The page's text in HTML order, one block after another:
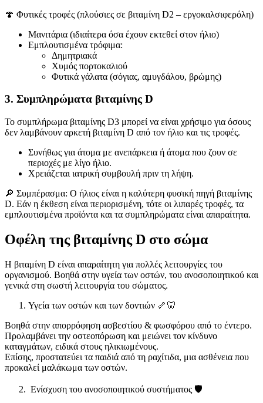
🍄 Φυτικές τροφές (πλούσιες σε βιταμίνη D2 – εργοκαλσιφερόλη)
Μανιτάρια (ιδιαίτερα όσα έχουν εκτεθεί στον ήλιο)
Εμπλουτισμένα τρόφιμα:
Δημητριακά
Χυμός πορτοκαλιού
Φυτικά γάλατα (σόγιας, αμυγδάλου, βρώμης)
3. Συμπληρώματα βιταμίνης D
Το συμπλήρωμα βιταμίνης D3 μπορεί να είναι χρήσιμο για όσους
δεν λαμβάνουν αρκετή βιταμίνη D από τον ήλιο και τις τροφές.
Συνήθως για άτομα με ανεπάρκεια ή άτομα που ζουν σε
περιοχές με λίγο ήλιο.
Χρειάζεται ιατρική συμβουλή πριν τη λήψη.
🔎 Συμπέρασμα: Ο ήλιος είναι η καλύτερη φυσική πηγή βιταμίνης
D. Εάν η έκθεση είναι περιορισμένη, τότε οι λιπαρές τροφές, τα
εμπλουτισμένα προϊόντα και τα συμπληρώματα είναι απαραίτητα.
Οφέλη της βιταμίνης D στο σώμα
Η βιταμίνη D είναι απαραίτητη για πολλές λειτουργίες του
οργανισμού. Βοηθά στην υγεία των οστών, του ανοσοποιητικού και
γενικά στη σωστή λειτουργία του σώματος.
Υγεία των οστών και των δοντιών 🦴🦷
Βοηθά στην απορρόφηση ασβεστίου & φωσφόρου από το έντερο.
Προλαμβάνει την οστεοπόρωση και μειώνει τον κίνδυνο
καταγμάτων, ειδικά στους ηλικιωμένους.
Επίσης, προστατεύει τα παιδιά από τη ραχίτιδα, μια ασθένεια που
προκαλεί μαλάκωμα των οστών.
Ενίσχυση του ανοσοποιητικού συστήματος 🛡️